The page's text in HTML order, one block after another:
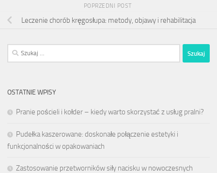
POPRZEDNI POST
Leczenie chorób kręgosłupa: metody, objawy i rehabilitacja
Szukaj:
OSTATNIE WPISY
Pranie pościeli i kołder – kiedy warto skorzystać z usług pralni?
Pudełka kaszerowane: doskonałe połączenie estetyki i
funkcjonalności w opakowaniach
Zastosowanie przetworników siły nacisku w nowoczesnych